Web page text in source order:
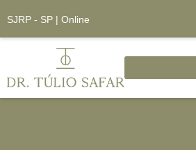
SJRP - SP | Online